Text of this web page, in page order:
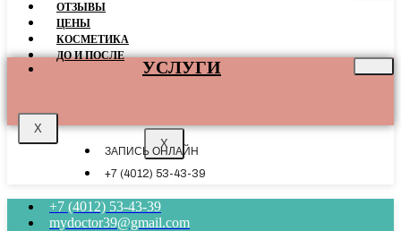
ОТЗЫВЫ
ЦEНЫ
КОСМЕТИКА
ДО И ПОСЛЕ
X
УСЛУГИ
X
ЗАПИСЬ ОНЛАЙН
+7 (4012) 53-43-39
+7 (4012) 53-43-39
mydoctor39@gmail.com